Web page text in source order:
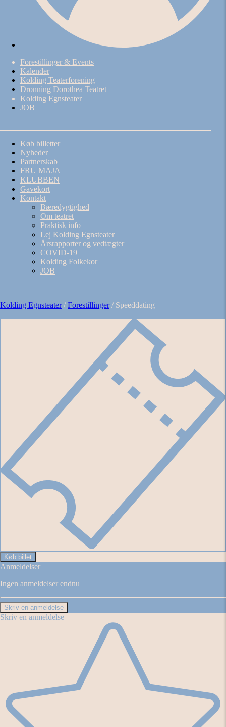
Forestillinger & Events
Kalender
Kolding Teaterforening
Dronning Dorothea Teatret
Kolding Egnsteater
JOB
Køb billetter
Nyheder
Partnerskab
FRU MAJA
KLUBBEN
Gavekort
Kontakt
Bæredygtighed
Om teatret
Praktisk info
Lej Kolding Egnsteater
Årsrapporter og vedtægter
COVID-19
Kolding Folkekor
JOB
Kolding Egnsteater/Forestillinger/ Speeddating
Køb billet
Anmeldelser
Ingen anmeldelser endnu
Skriv en anmeldelse
Skriv en anmeldelse